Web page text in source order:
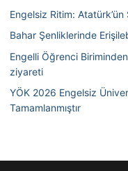
Engelsiz Ritim:
Bahar Şenliklerinde
Engelli Öğrenci
ziyareti
YÖK 2026 Engelsiz
Tamamlanmıştır